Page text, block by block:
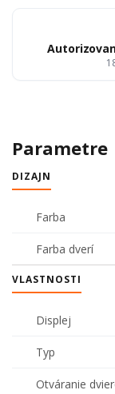
Parametre
DIZAJN
Farba
Farba dverí
VLASTNOSTI
Displej
Typ
Otváranie